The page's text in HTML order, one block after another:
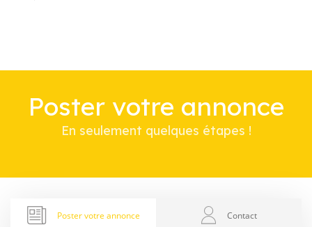
Poster votre annonce
En seulement quelques étapes !
Poster votre annonce Contact